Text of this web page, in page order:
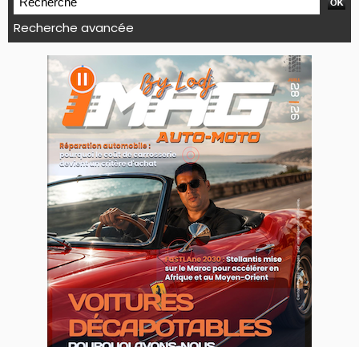
Recherche avancée